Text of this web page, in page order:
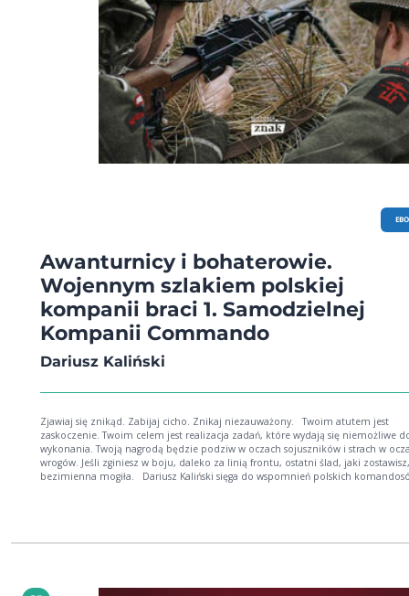
Awanturnicy i bohaterowie.
Wojennym szlakiem polskiej
kompanii braci 1. Samodzielnej
Kompanii Commando
Dariusz Kaliński
Zjawiaj się znikąd. Zabijaj cicho. Znikaj niezauważony. Twoim atutem jest
zaskoczenie. Twoim celem jest realizacja zadań, które wydają się niemożliwe do
wykonania. Twoją nagrodą będzie podziw w oczach sojuszników i strach w oczach
wrogów. Jeśli zginiesz w boju, daleko za linią frontu, ostatni ślad, jaki zostawisz, to
bezimienna mogiła. Dariusz Kaliński sięga do wspomnień polskich komandosów i
szkolenie komandoskie. Sam naczelny wódz obiecał im, że będą pierwszymi
ojczyzny nie było im dane wrócić. Oto ich wojenna historia.